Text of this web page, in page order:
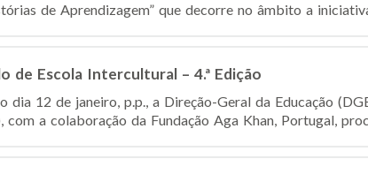
de Aprendizagem” que decorre no âmbito a
de Escola Intercultural – 4.ª Edição
dia 12 de janeiro, p.p., a Direção-Geral da Educação
com a colaboração da Fundação Aga Khan, Portugal,